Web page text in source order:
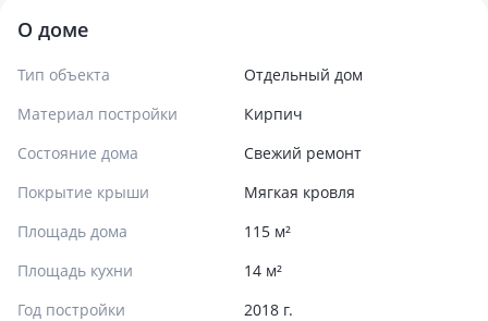
О доме
Тип объекта
Отдельный дом
Материал постройки
Кирпич
Состояние дома
Свежий ремонт
Покрытие крыши
Мягкая кровля
Площадь дома
115 м²
Площадь кухни
14 м²
Год постройки
2018 г.